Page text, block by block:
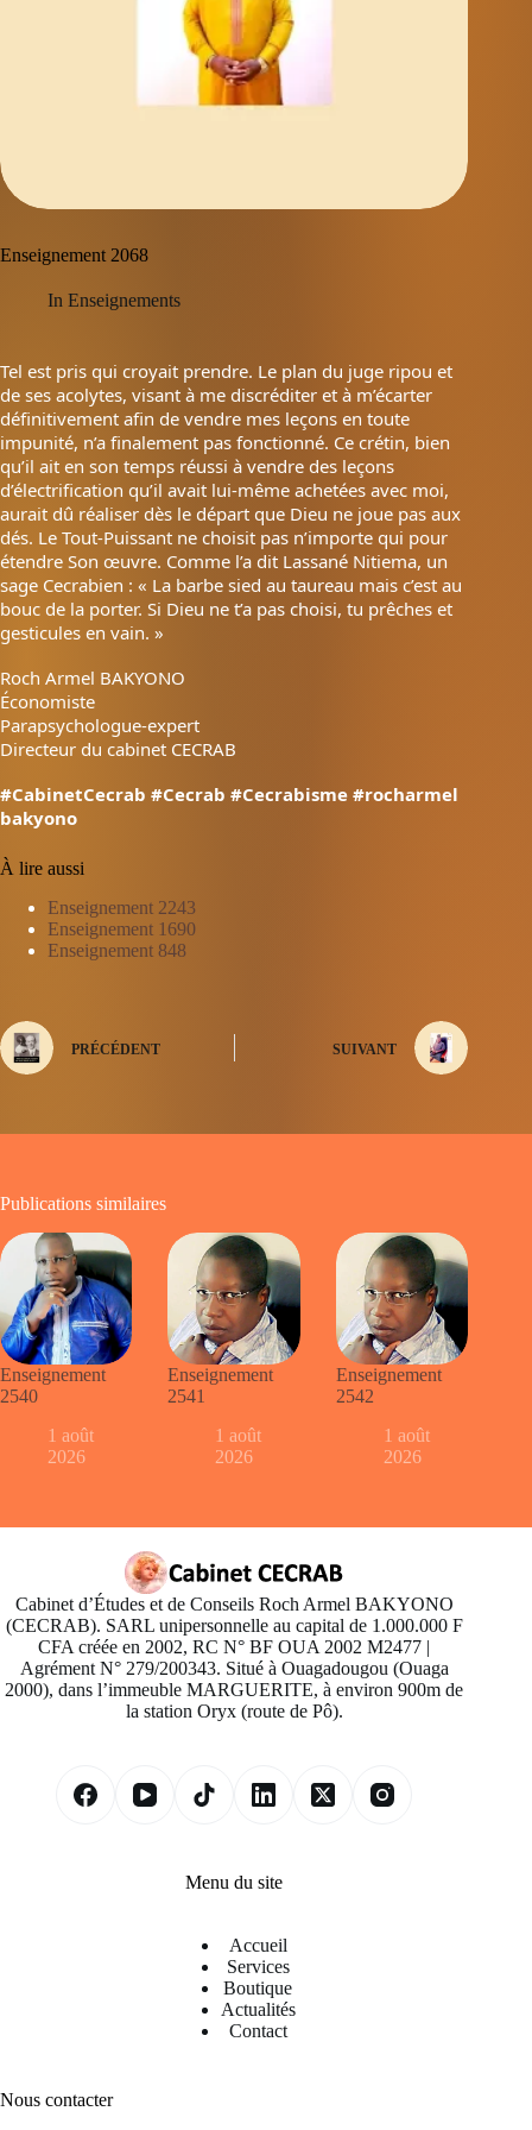
Enseignement 2068
In Enseignements
Tel est pris qui croyait prendre. Le plan du juge ripou et
de ses acolytes, visant à me discréditer et à m’écarter
définitivement afin de vendre mes leçons en toute
impunité, n’a finalement pas fonctionné. Ce crétin, bien
qu’il ait en son temps réussi à vendre des leçons
d’électrification qu’il avait lui-même achetées avec moi,
aurait dû réaliser dès le départ que Dieu ne joue pas aux
dés. Le Tout-Puissant ne choisit pas n’importe qui pour
étendre Son œuvre. Comme l’a dit Lassané Nitiema, un
sage Cecrabien : « La barbe sied au taureau mais c’est au
bouc de la porter. Si Dieu ne t’a pas choisi, tu prêches et
gesticules en vain. »
Roch Armel BAKYONO
Économiste
Parapsychologue-expert
Directeur du cabinet CECRAB
#CabinetCecrab #Cecrab #Cecrabisme #rocharmel
bakyono
À lire aussi
Enseignement 2243
Enseignement 1690
Enseignement 848
PRÉCÉDENT SUIVANT
Publications similaires
Enseignement
2540
1 août
2026
Enseignement
2541
1 août
2026
Enseignement
2542
1 août
2026
Cabinet d’Études et de Conseils Roch Armel BAKYONO
(CECRAB). SARL unipersonnelle au capital de 1.000.000 F
CFA créée en 2002, RC N° BF OUA 2002 M2477 |
Agrément N° 279/200343. Situé à Ouagadougou (Ouaga
2000), dans l’immeuble MARGUERITE, à environ 900m de
la station Oryx (route de Pô).
Menu du site
Accueil
Services
Boutique
Actualités
Contact
Nous contacter